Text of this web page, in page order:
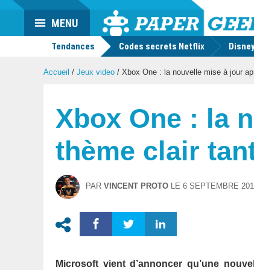
Actu
geek
MENU
Tendances Codes secrets Netflix
Accueil / Jeux video / Xbox One : la nouvelle mise à jour
Xbox One : la
thème clair
PAR VINCENT PROTO LE 6 SEPTEMBRE
Microsoft vient d’annoncer qu’une